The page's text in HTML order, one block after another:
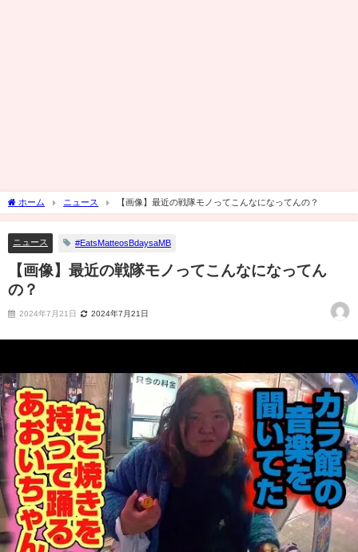
ホーム ニュース 【画像】最近の戦隊モノってこんなになってんの？
ニュース #EatsMatteosBdaysaMB
【画像】最近の戦隊モノってこんなになってん
の？
2024年7月21日 2024年7月21日